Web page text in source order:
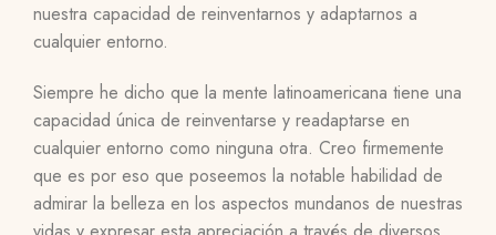
nuestra capacidad de reinventarnos y adaptarnos a
cualquier entorno.
Siempre he dicho que la mente latinoamericana tiene una
capacidad única de reinventarse y readaptarse en
cualquier entorno como ninguna otra. Creo firmemente
que es por eso que poseemos la notable habilidad de
admirar la belleza en los aspectos mundanos de nuestras